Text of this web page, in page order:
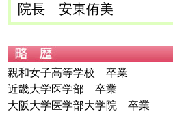
院長 安東侑美
親和女子高等学校 卒業
近畿大学医学部 卒業
大阪大学医学部大学院 卒業